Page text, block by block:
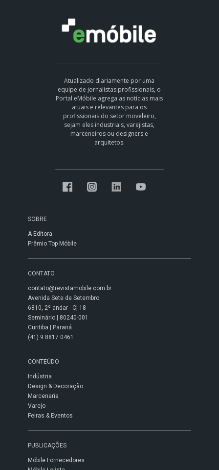
Atualizado diariamente por uma
equipe de jornalistas profissionais, o
Portal eMóbile agrega as notícias mais
atuais e relevantes para os
profissionais do setor moveleiro,
sejam eles industriais, varejistas,
marceneiros ou designers e
arquitetos.
SOBRE
A Editora
Prêmio Top Móbile
CONTATO
contato@revistamobile.com.br
Avenida Sete de Setembro
6810, 2º andar - Cj 18
Seminário | 80240-001
Curitiba | Paraná
(41) 9 8817 0461
CONTEÚDO
Indústria
Design & Decoração
Marcenaria
Varejo
Feiras & Eventos
PUBLICAÇÕES
Móbile Fornecedores